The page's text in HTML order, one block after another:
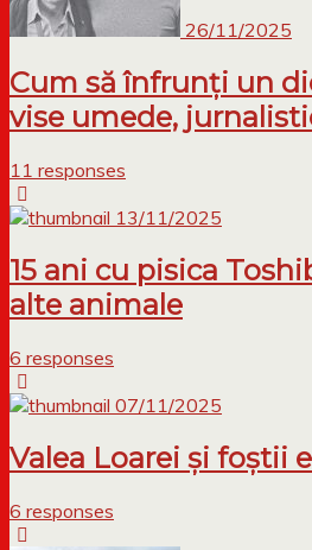
26/11/2025
Cum să înfrunți un
vise umede,
11 responses
13/11/2025
15 ani cu pisica
alte animale
6 responses
07/11/2025
Valea Loarei și foștii
6 responses